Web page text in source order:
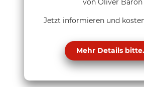
von Oliver Baron
Jetzt informieren und
Mehr Details